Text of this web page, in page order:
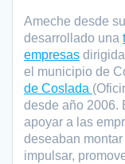
Ameche desde
desarrollado una
empresas
el municipio de
de Coslada
desde año 2006.
apoyar a las
deseaban
impulsar,